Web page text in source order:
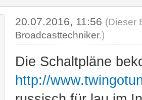
20.07.2016, 11:56 (Dieser
Broadcasttechniker.)
Die Schaltpläne
http://